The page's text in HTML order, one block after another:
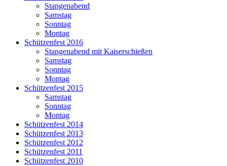
Stangenabend
Samstag
Sonntag
Montag
Schützenfest 2016
Stangenabend mit Kaiserschießen
Samstag
Sonntag
Montag
Schützenfest 2015
Samstag
Sonntag
Montag
Schützenfest 2014
Schützenfest 2013
Schützenfest 2012
Schützenfest 2011
Schützenfest 2010